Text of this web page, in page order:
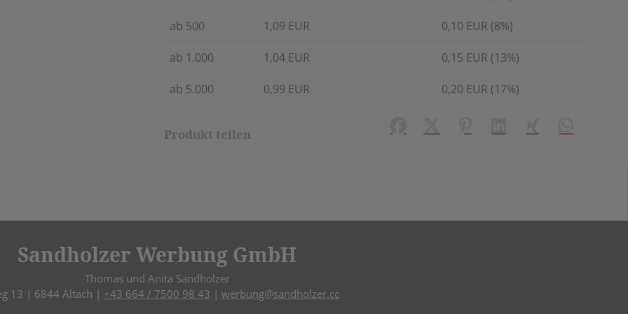
ab 500 1,09 EUR 0,10 EUR (8%)
ab 1.000 1,04 EUR 0,15 EUR (13%)
ab 5.000 0,99 EUR 0,20 EUR (17%)
Produkt teilen Facebook
X PinterestLinkedInXing WhatsApp
Sandholzer Werbung GmbH
Thomas und Anita Sandholzer
13 | 6844 Altach | +43 664 / 7500 98 43 | werbung@sandholzer.cc